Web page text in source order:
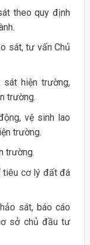
theo quy định
sát, tư vấn Chủ
hiện trường,
trường.
vệ sinh lao
trường.
trường.
tiêu cơ lý đất đá
sát, báo cáo
sở chủ đầu tư